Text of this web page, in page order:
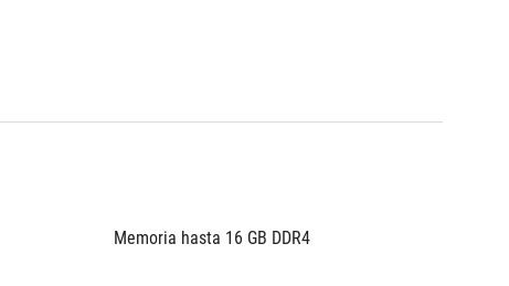
Memoria hasta 16 GB DDR4